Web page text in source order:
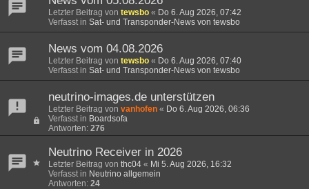
Letzter Beitrag von tewsbo « Do 6. Aug 2026, 07:42
Verfasst in Sat- und Transponder-News von tewsbo
News vom 04.08.2026
Letzter Beitrag von tewsbo « Do 6. Aug 2026, 07:40
Verfasst in Sat- und Transponder-News von tewsbo
neutrino-images.de unterstützen
Letzter Beitrag von vanhofen « Do 6. Aug 2026, 06:36
Verfasst in Boardsofa
Antworten: 276
Neutrino Receiver in 2026
Letzter Beitrag von thc04 « Mi 5. Aug 2026, 16:32
Verfasst in Neutrino allgemein
Antworten: 24